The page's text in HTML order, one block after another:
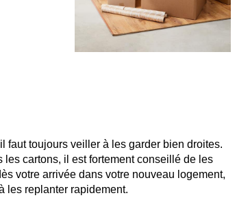
faut toujours veiller à les garder bien droites.
cartons, il est fortement conseillé de les
votre arrivée dans votre nouveau logement,
les replanter rapidement.